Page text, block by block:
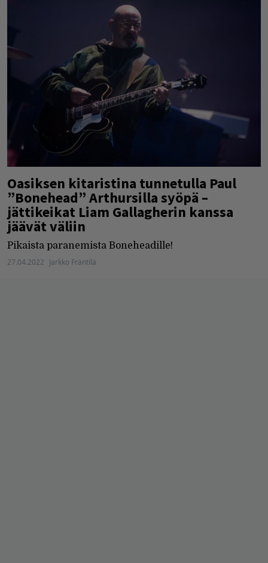
Oasiksen kitaristina tunnetulla Paul
”Bonehead” Arthursilla syöpä –
jättikeikat Liam Gallagherin kanssa
jäävät väliin
Pikaista paranemista Boneheadille!
27.04.2022 Jarkko Fräntilä